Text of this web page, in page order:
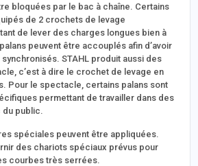
bloquées par le bac à chaîne. Certains
de 2 crochets de levage
de lever des charges longues bien à
palans peuvent être accouplés afin d’avoir
STAHL produit aussi des
c’est à dire le crochet de levage en
Pour le spectacle, certains palans sont
permettant de travailler dans des
public.
spéciales peuvent être appliquées.
des chariots spéciaux prévus pour
courbes très serrées.